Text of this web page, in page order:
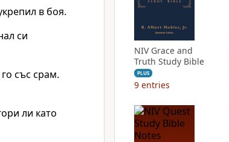
в боя.
си
със срам.
ли като
NIV Grace and
Truth Study Bible
PLUS
9 entries